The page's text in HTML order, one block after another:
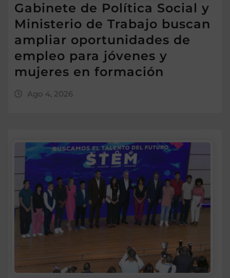
Gabinete de Política Social y
Ministerio de Trabajo buscan
ampliar oportunidades de
empleo para jóvenes y
mujeres en formación
Ago 4, 2026